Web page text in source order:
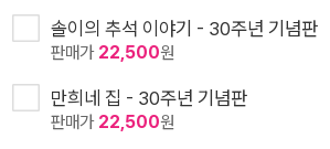
솔이의 추석 이야기 - 30주년 기념판
판매가 22,500원
만희네 집 - 30주년 기념판
판매가 22,500원